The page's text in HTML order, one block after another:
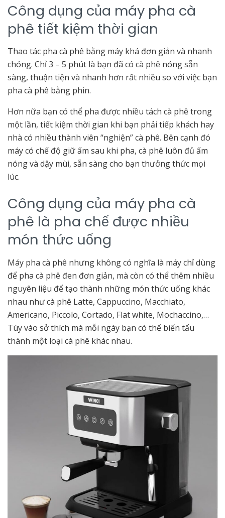
Công dụng của máy pha cà
phê tiết kiệm thời gian
Thao tác pha cà phê bằng máy khá đơn giản và nhanh
chóng. Chỉ 3 – 5 phút là bạn đã có cà phê nóng sẵn
sàng, thuận tiện và nhanh hơn rất nhiều so với việc bạn
pha cà phê bằng phin.
Hơn nữa bạn có thể pha được nhiều tách cà phê trong
một lần, tiết kiệm thời gian khi bạn phải tiếp khách hay
nhà có nhiều thành viên “nghiện” cà phê. Bên cạnh đó
máy có chế độ giữ ấm sau khi pha, cà phê luôn đủ ấm
nóng và dậy mùi, sẵn sàng cho bạn thưởng thức mọi
lúc.
Công dụng của máy pha cà
phê là pha chế được nhiều
món thức uống
Máy pha cà phê nhưng không có nghĩa là máy chỉ dùng
để pha cà phê đen đơn giản, mà còn có thể thêm nhiều
nguyên liệu để tạo thành những món thức uống khác
nhau như cà phê Latte, Cappuccino, Macchiato,
Americano, Piccolo, Cortado, Flat white, Mochaccino,…
Tùy vào sở thích mà mỗi ngày bạn có thể biến tấu
thành một loại cà phê khác nhau.